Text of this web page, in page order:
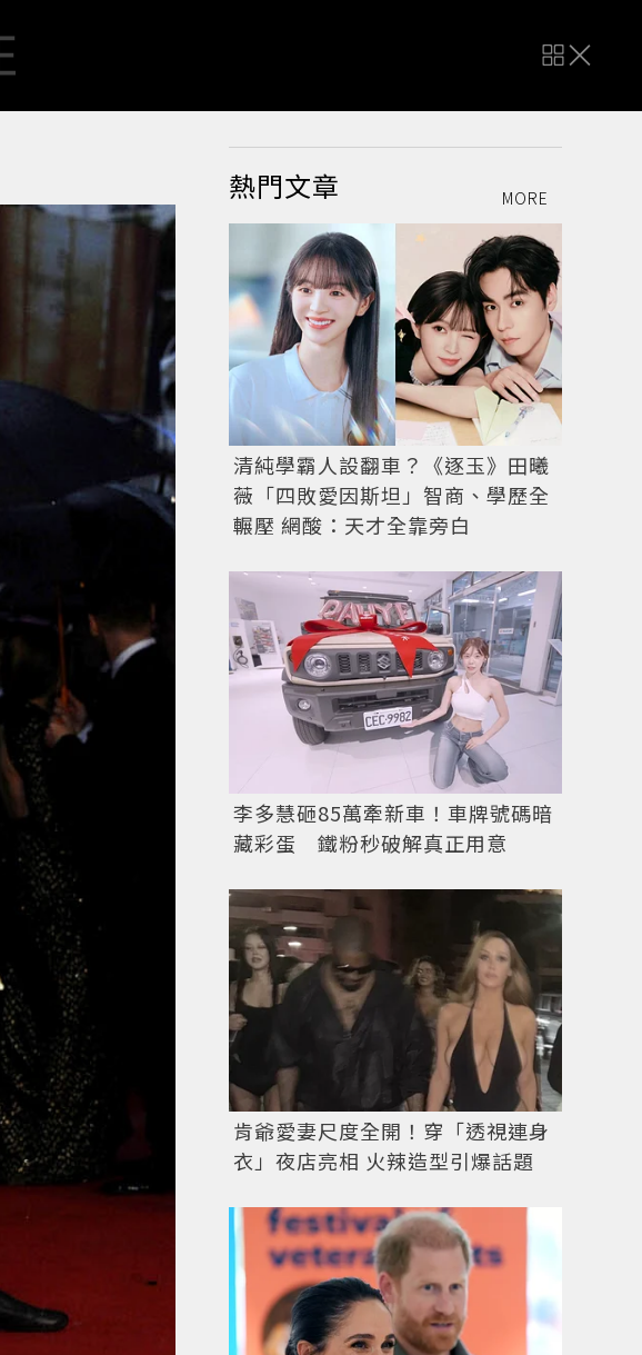
熱門文章 MORE
清純學霸人設翻車？《逐玉》田曦
薇「四敗愛因斯坦」智商、學歷全
輾壓 網酸：天才全靠旁白
李多慧砸85萬牽新車！車牌號碼暗
藏彩蛋 鐵粉秒破解真正用意
肯爺愛妻尺度全開！穿「透視連身
衣」夜店亮相 火辣造型引爆話題